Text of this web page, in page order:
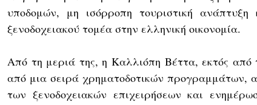
υποδομών, μη ισόρροπη τουριστική
ξενοδοχειακού τομέα στην ελληνική οικονομία.
Από τη μεριά της, η Καλλιόπη Βέττα, εκτός από
από μια σειρά χρηματοδοτικών προγραμμάτων,
των ξενοδοχειακών επιχειρήσεων και